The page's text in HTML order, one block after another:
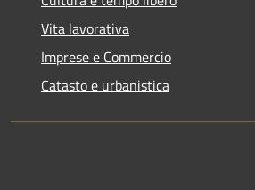
Vita lavorativa
Imprese e Commercio
Catasto e urbanistica